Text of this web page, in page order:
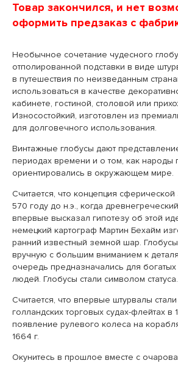
Товар закончился, и нет
оформить предзаказ с
Необычное сочетание чудесного
отполированной подставки в виде
в путешествия по неизведанным
использоваться в качестве
кабинете, гостиной, столовой или
Износостойкий, изготовлен из
для долговечного использования.
Винтажные глобусы дают
периодах времени и о том, как народы
ориентировались в окружающем мире.
Считается, что концепция
570 году до н.э., когда
впервые высказал гипотезу об этой
немецкий картограф Мартин Бехайм
ранний известный земной шар.
вручную с большим вниманием к
очередь предназначались для
людей. Глобусы стали символом статуса.
Считается, что впервые штурвалы
голландских торговых судах-флейтах в
появление рулевого колеса на
1664 г.
Окунитесь в прошлое вместе с